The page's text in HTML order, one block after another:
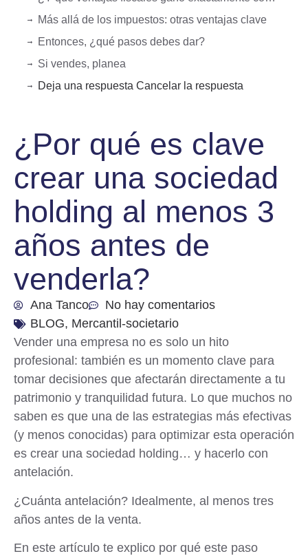
Más allá de los impuestos: otras ventajas clave
Entonces, ¿qué pasos debes dar?
Si vendes, planea
Deja una respuesta Cancelar la respuesta
¿Por qué es clave
crear una sociedad
holding al menos 3
años antes de
venderla?
Ana Tanco
No hay comentarios
BLOG, Mercantil-societario
Vender una empresa no es solo un hito
profesional: también es un momento clave para
tomar decisiones que afectarán directamente a tu
patrimonio y tranquilidad futura. Lo que muchos no
saben es que una de las estrategias más efectivas
(y menos conocidas) para optimizar esta operación
es crear una sociedad holding… y hacerlo con
antelación.
¿Cuánta antelación? Idealmente, al menos tres
años antes de la venta.
En este artículo te explico por qué este paso